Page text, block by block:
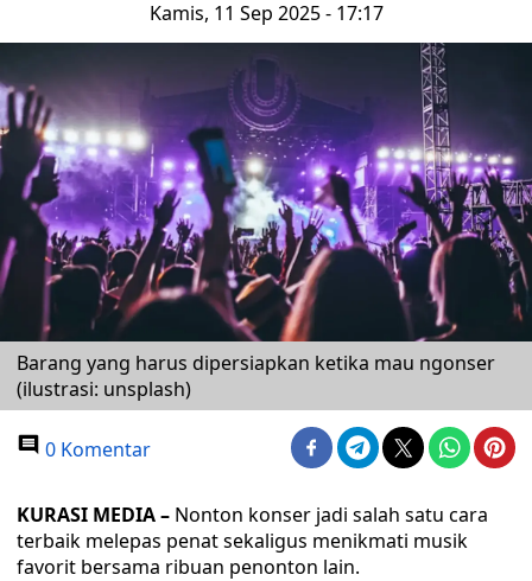
Kamis, 11 Sep 2025 - 17:17
Barang yang harus dipersiapkan ketika mau ngonser
(ilustrasi: unsplash)
0 Komentar
KURASI MEDIA – Nonton konser jadi salah satu cara
terbaik melepas penat sekaligus menikmati musik
favorit bersama ribuan penonton lain.